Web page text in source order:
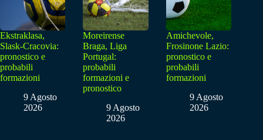
Ekstraklasa,
Slask-Cracovia:
pronostico e
probabili
formazioni
9 Agosto
2026
Moreirense
Braga, Liga
Portugal:
probabili
formazioni e
pronostico
9 Agosto
2026
Amichevole,
Frosinone Lazio:
pronostico e
probabili
formazioni
9 Agosto
2026